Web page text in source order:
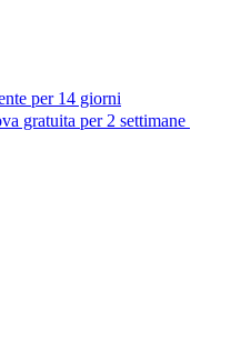
per 14 giorni
gratuita per 2 settimane